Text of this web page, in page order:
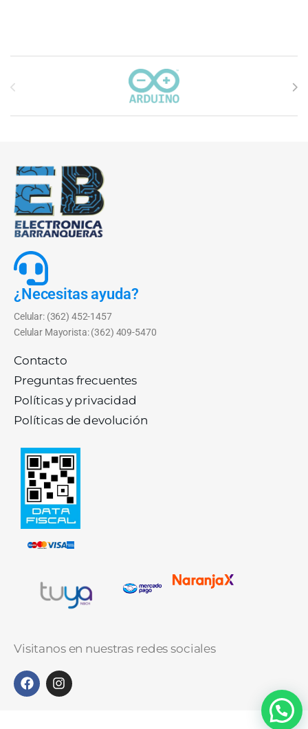
Carrusel de marcas
¿Necesitas ayuda?
Celular: (362) 452-1457
Celular Mayorista: (362) 409-5470
Contacto
Preguntas frecuentes
Políticas y privacidad
Políticas de devolución
Visitanos en nuestras redes sociales